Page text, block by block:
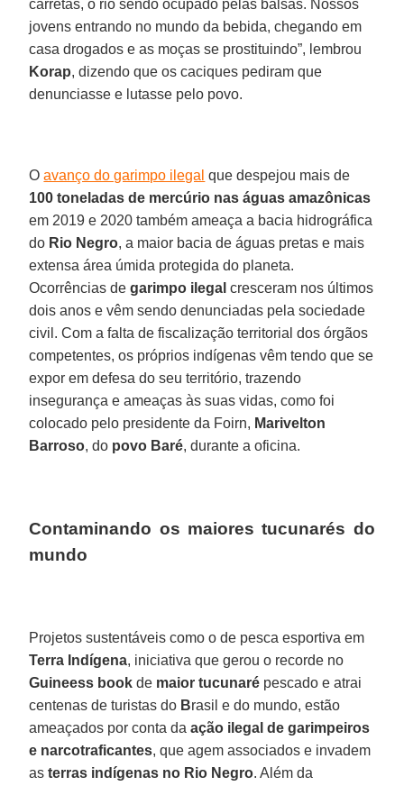
carretas, o rio sendo ocupado pelas balsas. Nossos
jovens entrando no mundo da bebida, chegando em
casa drogados e as moças se prostituindo”, lembrou
Korap, dizendo que os caciques pediram que
denunciasse e lutasse pelo povo.
Oavanço do garimpo ilegal que despejou mais de
100 toneladas de mercúrio nas águas amazônicas
em 2019 e 2020 também ameaça a bacia hidrográfica
do Rio Negro, a maior bacia de águas pretas e mais
extensa área úmida protegida do planeta.
Ocorrências degarimpo ilegal cresceram nos últimos
dois anos e vêm sendo denunciadas pela sociedade
civil. Com a falta de fiscalização territorial dos órgãos
competentes, os próprios indígenas vêm tendo que se
expor em defesa do seu território, trazendo
insegurança e ameaças às suas vidas, como foi
colocado pelo presidente da Foirn, Marivelton
Barroso, do povo Baré, durante a oficina.
Contaminando os maiores tucunarés do
mundo
Projetos sustentáveis como o de pesca esportiva em
Terra Indígena, iniciativa que gerou o recorde no
Guineess book de maior tucunaré pescado e atrai
centenas de turistas do Brasil e do mundo, estão
ameaçados por conta daação ilegal de garimpeiros
e narcotraficantes, que agem associados e invadem
asterras indígenas no Rio Negro. Além da